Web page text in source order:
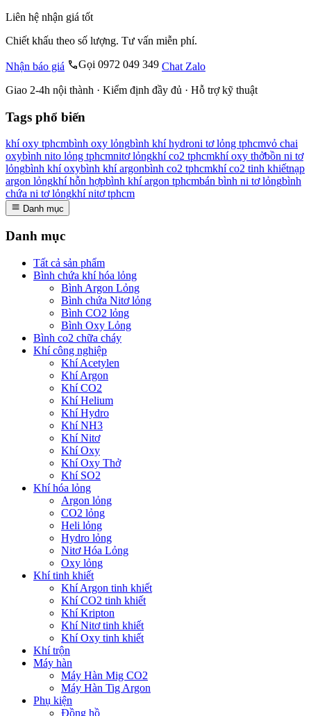
Liên hệ nhận giá tốt
Chiết khấu theo số lượng. Tư vấn miễn phí.
Nhận báo giá Gọi 0972 049 349 Chat Zalo
Giao 2-4h nội thành · Kiểm định đầy đủ · Hỗ trợ kỹ thuật
Tags phổ biến
khí oxy tphcmbình oxy lỏngbình khí hydroni tơ lỏng tphcmvỏ chai
oxybình nito lỏng tphcmnitơ lỏngkhí co2 tphcmkhí oxy thởbồn ni tơ
lỏngbình khí oxybình khí argonbình co2 tphcmkhí co2 tinh khiếtnạp
argon lỏngkhí hỗn hợpbình khí argon tphcmbán bình ni tơ lỏngbình
chứa ni tơ lỏngkhí nitơ tphcm
Danh mục
Danh mục
Tất cả sản phẩm
Bình chứa khí hóa lỏng
Bình Argon Lỏng
Bình chứa Nitơ lỏng
Bình CO2 lỏng
Bình Oxy Lỏng
Bình co2 chữa cháy
Khí công nghiệp
Khí Acetylen
Khí Argon
Khí CO2
Khí Helium
Khí Hydro
Khí NH3
Khí Nitơ
Khí Oxy
Khí Oxy Thở
Khí SO2
Khí hóa lỏng
Argon lỏng
CO2 lỏng
Heli lỏng
Hydro lỏng
Nitơ Hóa Lỏng
Oxy lỏng
Khí tinh khiết
Khí Argon tinh khiết
Khí CO2 tinh khiết
Khí Kripton
Khí Nitơ tinh khiết
Khí Oxy tinh khiết
Khí trộn
Máy hàn
Máy Hàn Mig CO2
Máy Hàn Tig Argon
Phụ kiện
Đồng hồ